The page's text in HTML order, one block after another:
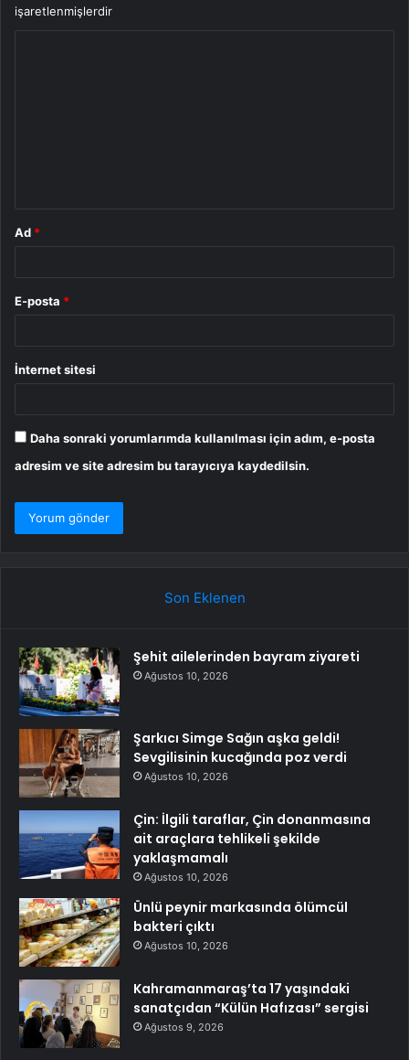
işaretlenmişlerdir
Ad *
E-posta *
İnternet sitesi
Daha sonraki yorumlarımda kullanılması için adım, e-posta
adresim ve site adresim bu tarayıcıya kaydedilsin.
Son Eklenen
Şehit ailelerinden bayram ziyareti
Ağustos 10, 2026
Şarkıcı Simge Sağın aşka geldi!
Sevgilisinin kucağında poz verdi
Ağustos 10, 2026
Çin: İlgili taraflar, Çin donanmasına
ait araçlara tehlikeli şekilde
yaklaşmamalı
Ağustos 10, 2026
Ünlü peynir markasında ölümcül
bakteri çıktı
Ağustos 10, 2026
Kahramanmaraş’ta 17 yaşındaki
sanatçıdan “Külün Hafızası” sergisi
Ağustos 9, 2026